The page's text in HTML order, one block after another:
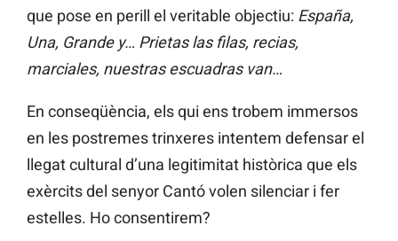
que pose en perill el veritable objectiu: España,
Una, Grande y… Prietas las filas, recias,
marciales, nuestras escuadras van…
En conseqüència, els qui ens trobem immersos
en les postremes trinxeres intentem defensar el
llegat cultural d’una legitimitat històrica que els
exèrcits del senyor Cantó volen silenciar i fer
estelles. Ho consentirem?